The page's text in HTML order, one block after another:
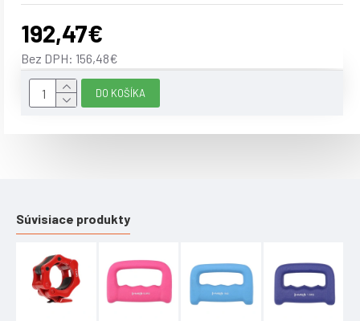
192,47€
Bez DPH: 156,48€
DO KOŠÍKA
Súvisiace produkty